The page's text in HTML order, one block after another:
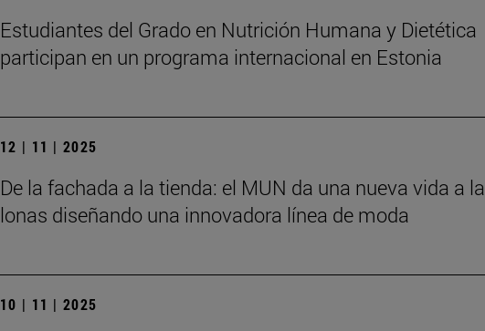
Estudiantes del Grado en Nutrición Humana y Dietética
participan en un programa internacional en Estonia
12 | 11 | 2025
De la fachada a la tienda: el MUN da una nueva vida a
lonas diseñando una innovadora línea de moda
10 | 11 | 2025